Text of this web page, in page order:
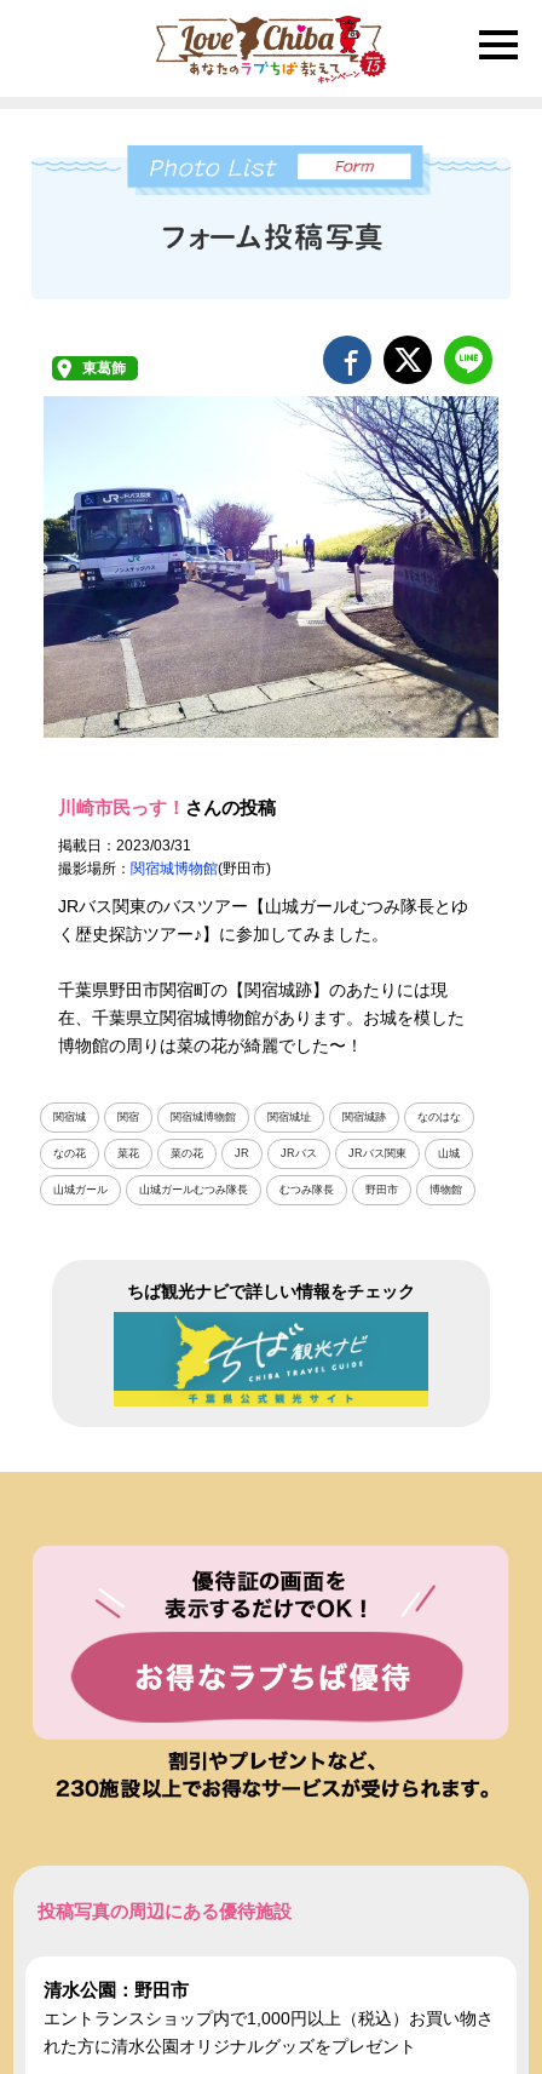
toggle
東葛飾
川崎市民っす！ さんの投稿
掲載日：2023/03/31
撮影場所： 関宿城博物館(野田市)
JRバス関東のバスツアー【山城ガールむつみ隊長とゆ
く歴史探訪ツアー♪】に参加してみました。
千葉県野田市関宿町の【関宿城跡】のあたりには現
在、千葉県立関宿城博物館があります。お城を模した
博物館の周りは菜の花が綺麗でした〜！
関宿城 関宿 関宿城博物館 関宿城址 関宿城跡 なのはな
なの花 菜花 菜の花 JR JRバス JRバス関東 山城
山城ガール 山城ガールむつみ隊長 むつみ隊長 野田市 博物館
ちば観光ナビで詳しい情報をチェック
投稿写真の周辺にある優待施設
清水公園：野田市
エントランスショップ内で1,000円以上（税込）お買い物さ
れた方に清水公園オリジナルグッズをプレゼント